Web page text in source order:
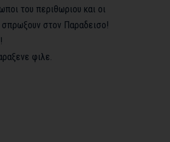
του περιθωριου και οι
σπρωξουν στον Παραδεισο!
φιλε.